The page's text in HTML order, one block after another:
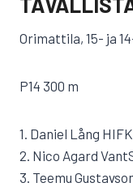
Orimattila, 15- ja
P14 300 m
1. Daniel Lång
2. Nico Agard
3. Teemu